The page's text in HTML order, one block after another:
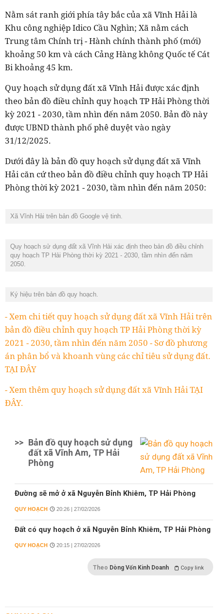
Nằmsátranh giới phía tâybắc của xã Vĩnh Hải là
Khu công nghiệp Idico Cầu Nghìn; Xã nằm cách
Trung tâm Chính trị - Hành chính thành phố (mới)
khoảng 50 km và cách Cảng Hàng không Quốc tế Cát
Bi khoảng45 km.
Quy hoạch sử dụng đất xã Vĩnh Hải được xác định
theo bản đồ điều chỉnh quy hoạch TP Hải Phòng thời
kỳ 2021 - 2030, tầm nhìn đến năm 2050. Bản đồ này
được UBND thành phố phê duyệt vào ngày
31/12/2025.
Dưới đây là bản đồ quy hoạch sử dụng đất xã Vĩnh
Hải căn cứ theo bản đồ điều chỉnh quy hoạch TP Hải
Phòng thời kỳ 2021 - 2030, tầm nhìn đến năm 2050:
Xã Vĩnh Hải trên bản đồ Google vệ tinh.
Quy hoạch sử dụng đất xã Vĩnh Hải xác định theo bản đồ điều chỉnh
quy hoạch TP Hải Phòng thời kỳ 2021 - 2030, tầm nhìn đến năm
2050.
Ký hiệu trên bản đồ quy hoạch.
- Xem chi tiết quy hoạch sử dụng đất xã Vĩnh Hải trên
bản đồ điều chỉnh quy hoạch TP Hải Phòng thời kỳ
2021 - 2030, tầm nhìn đến năm 2050 - Sơ đồ phương
án phân bổ và khoanh vùng các chỉ tiêu sử dụng đất.
TẠI ĐÂY
- Xem thêm quy hoạch sử dụng đất xã Vĩnh Hải TẠI
ĐÂY.
>> Bản đồ quy hoạch sử dụng
đất xã Vĩnh Am, TP Hải
Phòng
Đường sẽ mở ở xã Nguyễn Bỉnh Khiêm, TP Hải Phòng
QUY HOẠCH 20:26 | 27/02/2026
Đất có quy hoạch ở xã Nguyễn Bỉnh Khiêm, TP Hải Phòng
QUY HOẠCH 20:15 | 27/02/2026
Theo Dòng Vốn Kinh Doanh Copy link